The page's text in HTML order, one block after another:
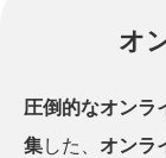
オ
圧倒的なオンラ
集した、 オンラ